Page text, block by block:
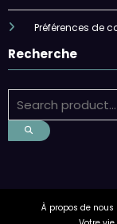
Préférences de
Recherche
À propos de nous